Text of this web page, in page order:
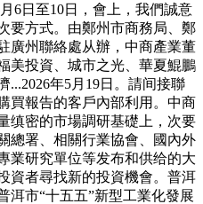
6日至10日，會上，我們誠意
要方式。由鄭州市商務局、鄭
廣州聯絡處从辦，中商產業董
美投資、城市之光、華夏鯤鵬
...2026年5月19日。請间接聯
買報告的客戶內部利用。中商
缜密的市場調研基礎上，次要
總署、相關行業協會、國內外
業研究單位等发布和供给的大
資者尋找新的投資機會。普洱
洱市“十五五”新型工業化發展